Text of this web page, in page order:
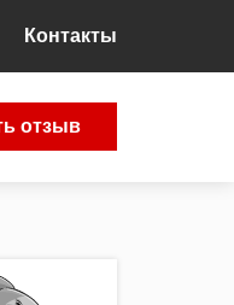
Контакты
отзыв